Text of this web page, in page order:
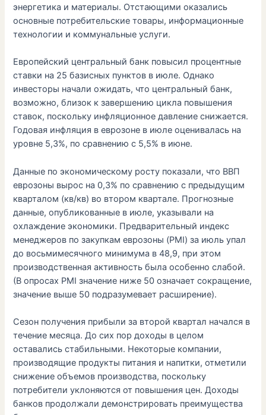
энергетика и материалы. Отстающими оказались
основные потребительские товары, информационные
технологии и коммунальные услуги.
Европейский центральный банк повысил процентные
ставки на 25 базисных пунктов в июле. Однако
инвесторы начали ожидать, что центральный банк,
возможно, близок к завершению цикла повышения
ставок, поскольку инфляционное давление снижается.
Годовая инфляция в еврозоне в июле оценивалась на
уровне 5,3%, по сравнению с 5,5% в июне.
Данные по экономическому росту показали, что ВВП
еврозоны вырос на 0,3% по сравнению с предыдущим
кварталом (кв/кв) во втором квартале. Прогнозные
данные, опубликованные в июле, указывали на
охлаждение экономики. Предварительный индекс
менеджеров по закупкам еврозоны (PMI) за июль упал
до восьмимесячного минимума в 48,9, при этом
производственная активность была особенно слабой.
(В опросах PMI значение ниже 50 означает сокращение,
значение выше 50 подразумевает расширение).
Сезон получения прибыли за второй квартал начался в
течение месяца. До сих пор доходы в целом
оставались стабильными. Некоторые компании,
производящие продукты питания и напитки, отметили
снижение объемов производства, поскольку
потребители уклоняются от повышения цен. Доходы
банков продолжали демонстрировать преимущества